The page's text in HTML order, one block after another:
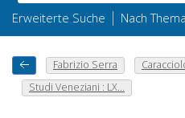
Erweiterte Suche | Nach
Fabrizio Serra
Studi Veneziani : LX...